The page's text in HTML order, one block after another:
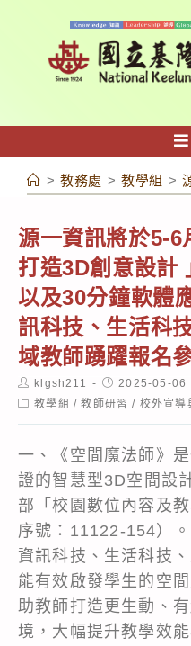
容
> 教務處 > 教學組 >
源一資訊將於5-6
打造3D創意設計
以及30分鐘軟體
訊科技、生活科
域教師踴躍報名
Post
author:
klgsh211
Post
published:
2025-05-06
Post教學組 / 教師研習 / 校外宣導
一、《空間魔法師》
證的智慧型3D空間設
部「校園數位內容及
序號：11122-154）
資訊科技、生活科技
能有效啟發學生的空
助教師打造更生動、
境，大幅提升教學效